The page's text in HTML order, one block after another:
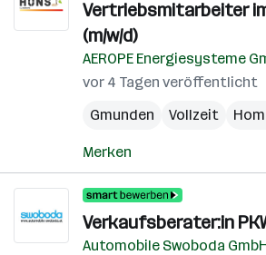
Vertriebsmitarbeiter
(m/w/d)
AEROPE Energiesysteme
vor 4 Tagen veröffentlicht
Gmunden
Vollzeit
Merken
Verkaufsberater:in
Automobile Swoboda